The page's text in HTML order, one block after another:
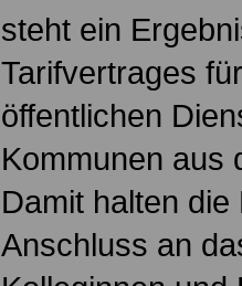
steht ein
Tarifvertrages
öffentlichen
Kommunen aus
Damit halten
Anschluss an